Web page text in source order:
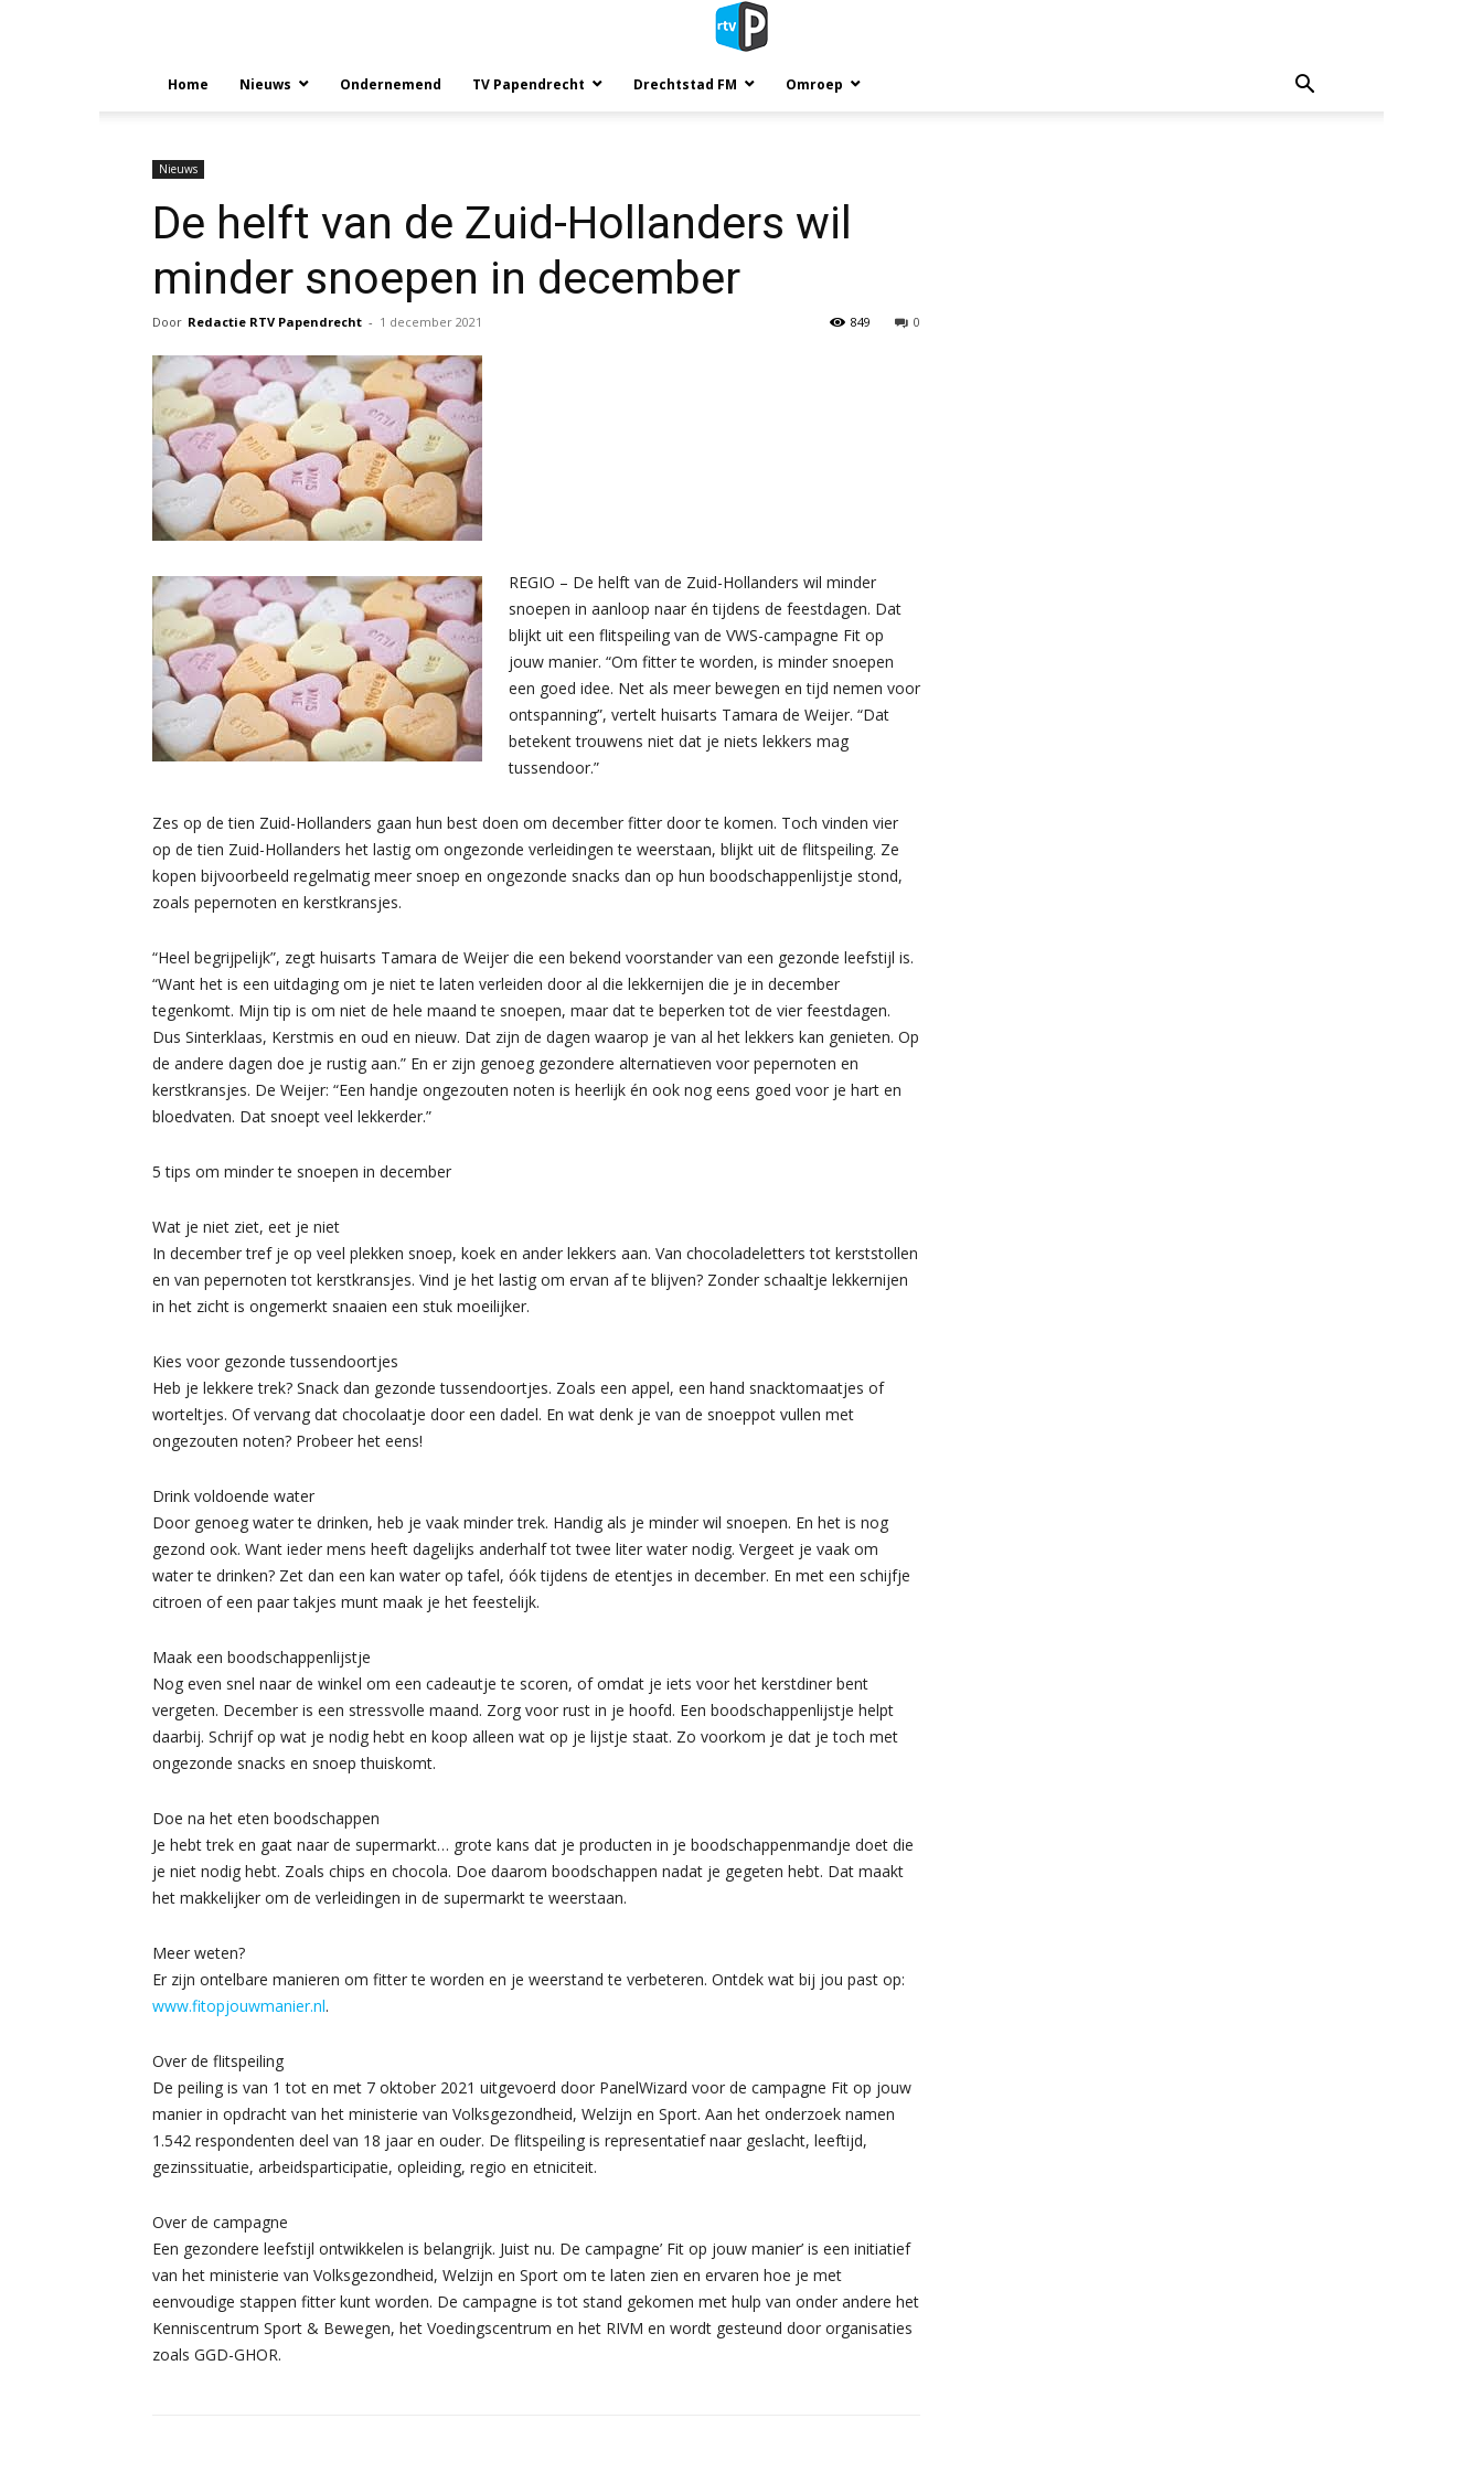
Home Nieuws Ondernemend TV Papendrecht Drechtstad FM Omroep
Nieuws
De helft van de Zuid-Hollanders wil
minder snoepen in december
Door Redactie RTV Papendrecht - 1 december 2021 0
849
REGIO – De helft van de Zuid-Hollanders wil minder
snoepen in aanloop naar én tijdens de feestdagen. Dat
blijkt uit een flitspeiling van de VWS-campagne Fit op
jouw manier. “Om fitter te worden, is minder snoepen
een goed idee. Net als meer bewegen en tijd nemen voor
ontspanning”, vertelt huisarts Tamara de Weijer. “Dat
betekent trouwens niet dat je niets lekkers mag
tussendoor.”
Zes op de tien Zuid-Hollanders gaan hun best doen om december fitter door te komen. Toch vinden vier
op de tien Zuid-Hollanders het lastig om ongezonde verleidingen te weerstaan, blijkt uit de flitspeiling. Ze
kopen bijvoorbeeld regelmatig meer snoep en ongezonde snacks dan op hun boodschappenlijstje stond,
zoals pepernoten en kerstkransjes.
“Heel begrijpelijk”, zegt huisarts Tamara de Weijer die een bekend voorstander van een gezonde leefstijl is.
“Want het is een uitdaging om je niet te laten verleiden door al die lekkernijen die je in december
tegenkomt. Mijn tip is om niet de hele maand te snoepen, maar dat te beperken tot de vier feestdagen.
Dus Sinterklaas, Kerstmis en oud en nieuw. Dat zijn de dagen waarop je van al het lekkers kan genieten. Op
de andere dagen doe je rustig aan.” En er zijn genoeg gezondere alternatieven voor pepernoten en
kerstkransjes. De Weijer: “Een handje ongezouten noten is heerlijk én ook nog eens goed voor je hart en
bloedvaten. Dat snoept veel lekkerder.”
5 tips om minder te snoepen in december
Wat je niet ziet, eet je niet
In december tref je op veel plekken snoep, koek en ander lekkers aan. Van chocoladeletters tot kerststollen
en van pepernoten tot kerstkransjes. Vind je het lastig om ervan af te blijven? Zonder schaaltje lekkernijen
in het zicht is ongemerkt snaaien een stuk moeilijker.
Kies voor gezonde tussendoortjes
Heb je lekkere trek? Snack dan gezonde tussendoortjes. Zoals een appel, een hand snacktomaatjes of
worteltjes. Of vervang dat chocolaatje door een dadel. En wat denk je van de snoeppot vullen met
ongezouten noten? Probeer het eens!
Drink voldoende water
Door genoeg water te drinken, heb je vaak minder trek. Handig als je minder wil snoepen. En het is nog
gezond ook. Want ieder mens heeft dagelijks anderhalf tot twee liter water nodig. Vergeet je vaak om
water te drinken? Zet dan een kan water op tafel, óók tijdens de etentjes in december. En met een schijfje
citroen of een paar takjes munt maak je het feestelijk.
Maak een boodschappenlijstje
Nog even snel naar de winkel om een cadeautje te scoren, of omdat je iets voor het kerstdiner bent
vergeten. December is een stressvolle maand. Zorg voor rust in je hoofd. Een boodschappenlijstje helpt
daarbij. Schrijf op wat je nodig hebt en koop alleen wat op je lijstje staat. Zo voorkom je dat je toch met
ongezonde snacks en snoep thuiskomt.
Doe na het eten boodschappen
Je hebt trek en gaat naar de supermarkt… grote kans dat je producten in je boodschappenmandje doet die
je niet nodig hebt. Zoals chips en chocola. Doe daarom boodschappen nadat je gegeten hebt. Dat maakt
het makkelijker om de verleidingen in de supermarkt te weerstaan.
Meer weten?
Er zijn ontelbare manieren om fitter te worden en je weerstand te verbeteren. Ontdek wat bij jou past op:
www.fitopjouwmanier.nl.
Over de flitspeiling
De peiling is van 1 tot en met 7 oktober 2021 uitgevoerd door PanelWizard voor de campagne Fit op jouw
manier in opdracht van het ministerie van Volksgezondheid, Welzijn en Sport. Aan het onderzoek namen
1.542 respondenten deel van 18 jaar en ouder. De flitspeiling is representatief naar geslacht, leeftijd,
gezinssituatie, arbeidsparticipatie, opleiding, regio en etniciteit.
Over de campagne
Een gezondere leefstijl ontwikkelen is belangrijk. Juist nu. De campagne’ Fit op jouw manier’ is een initiatief
van het ministerie van Volksgezondheid, Welzijn en Sport om te laten zien en ervaren hoe je met
eenvoudige stappen fitter kunt worden. De campagne is tot stand gekomen met hulp van onder andere het
Kenniscentrum Sport & Bewegen, het Voedingscentrum en het RIVM en wordt gesteund door organisaties
zoals GGD-GHOR.